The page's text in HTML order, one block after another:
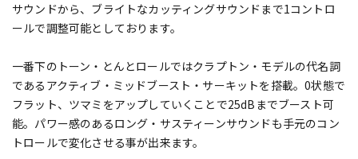
サウンドから、ブライトなカッティングサウンドまで1コントロ
ールで調整可能としております。
一番下のトーン・とんとロールではクラプトン・モデルの代名詞
であるアクティブ・ミッドブースト・サーキットを搭載。0状態で
フラット、ツマミをアップしていくことで25dBまでブースト可
能。パワー感のあるロング・サスティーンサウンドも手元のコン
トロールで変化させる事が出来ます。